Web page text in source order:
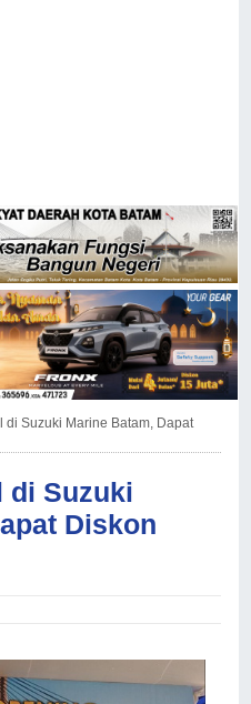
di Suzuki Marine Batam, Dapat
di Suzuki
Diskon